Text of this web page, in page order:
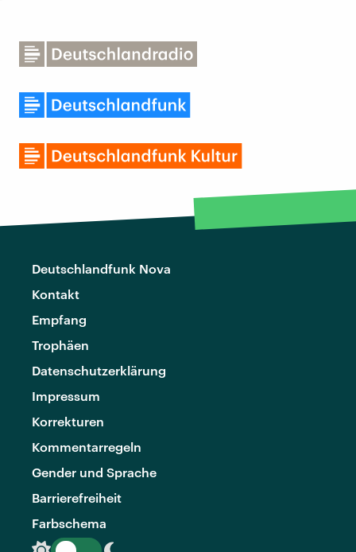
Deutschlandfunk Nova
Kontakt
Empfang
Trophäen
Datenschutzerklärung
Impressum
Korrekturen
Kommentarregeln
Gender und Sprache
Barrierefreiheit
Farbschema